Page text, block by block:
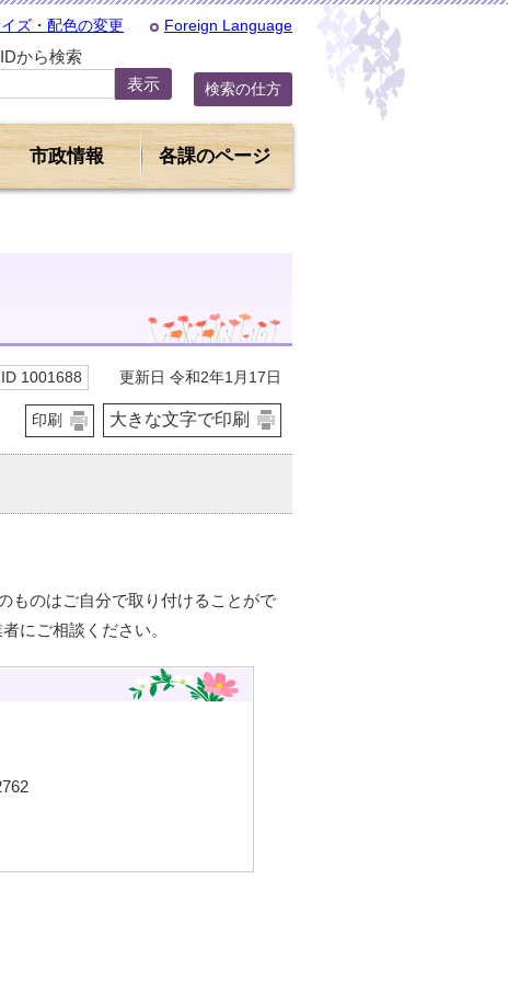
ズ・配色の変更 Foreign Language
から検索
検索の仕方
市政情報 各課のページ
1001688 更新日 令和2年1月17日
印刷 大きな文字で印刷
ものはご自分で取り付けることがで
にご相談ください。